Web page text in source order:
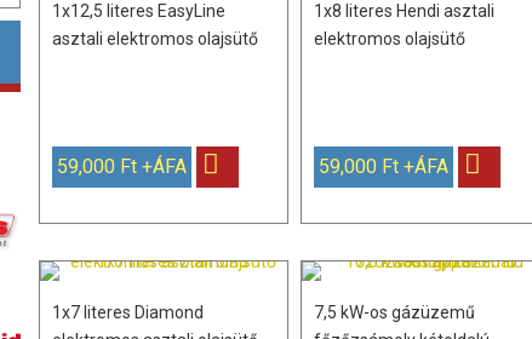
1x12,5 literes EasyLine
asztali elektromos olajsütő
59,000 Ft +ÁFA
1x8 literes Hendi asztali
elektromos olajsütő
59,000 Ft +ÁFA
1x7 literes Diamond
7,5 kW-os gázüzemű